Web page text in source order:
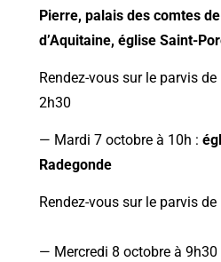
Pierre, palais des comtes
d’Aquitaine, église Saint-
Rendez-vous sur le parvis
2h30
— Mardi 7 octobre à 10h :
Radegonde
Rendez-vous sur le parvis de
— Mercredi 8 octobre à